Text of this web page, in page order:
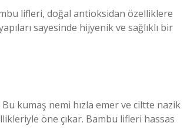
lifleri, doğal antioksidan özelliklere
sayesinde hijyenik ve sağlıklı bir
kumaş nemi hızla emer ve ciltte nazik
öne çıkar. Bambu lifleri hassas